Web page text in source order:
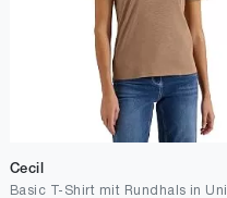
Cecil
Basic T-Shirt mit Rundhals in